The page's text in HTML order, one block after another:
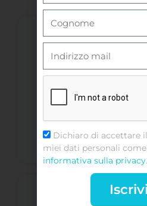
Social Media
Scopri il corso con
Scopri
Dichiaro di accettare
miei dati personali
informativa sulla privacy.